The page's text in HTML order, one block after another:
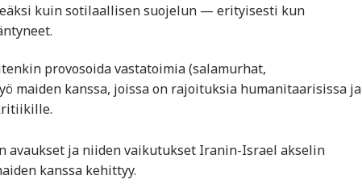
kuin sotilaallisen suojelun — erityisesti kun
provosoida vastatoimia (salamurhat,
maiden kanssa, joissa on rajoituksia humanitaarisissa ja
avaukset ja niiden vaikutukset Iranin-Israel akselin
kanssa kehittyy.